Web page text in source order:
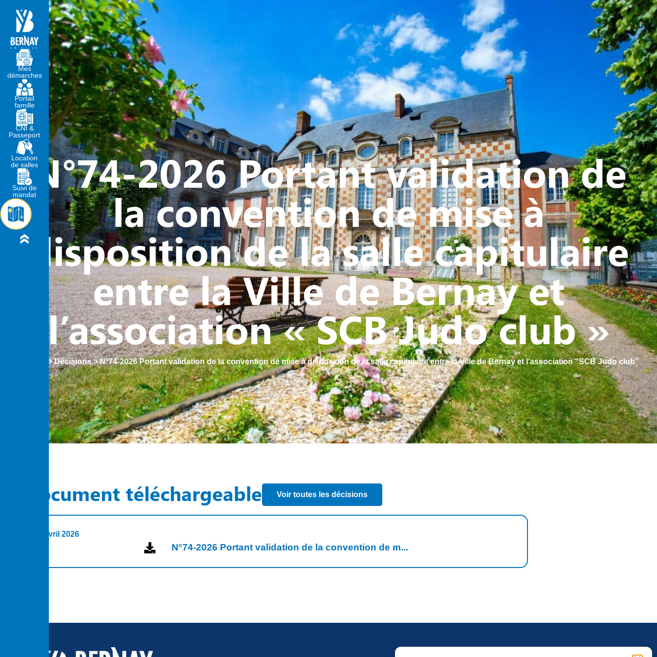
MA MAIRIE ACTION SOCIALE VIE ASSOCIATIVE - SPORTIVE
N°74-2026 Portant validation de
la convention de mise à
disposition de la salle capitulaire
entre la Ville de Bernay et
l’association « SCB Judo club »
>Décisions>N°74-2026 Portant validation de la convention de mise à disposition de la salle capitulaire entre la Ville de Bernay et l’association “SCB Judo club”
Document téléchargeable Voir toutes les décisions
3 avril 2026
N°74-2026 Portant validation de la convention de m...
Mes
démarches
Portail
famille
CNI &
Passeport
Location
de salles
Suivi de
mandat